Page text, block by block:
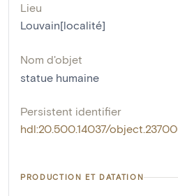
Lieu
Louvain[localité]
Nom d'objet
statue humaine
Persistent identifier
hdl:20.500.14037/object.23700
PRODUCTION ET DATATION